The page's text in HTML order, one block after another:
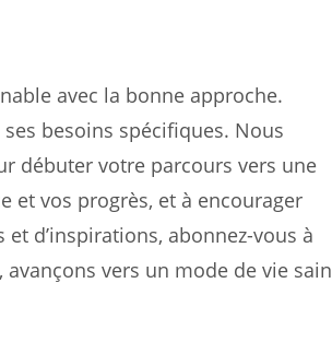
avec la bonne approche.
besoins spécifiques. Nous
débuter votre parcours vers une
et vos progrès, et à encourager
d’inspirations, abonnez-vous à
vers un mode de vie sain